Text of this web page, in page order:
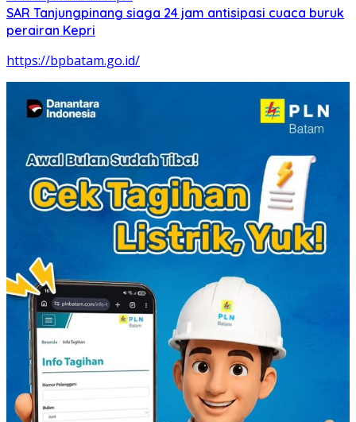
SAR Tanjungpinang siaga 24 jam antisipasi cuaca buruk
perairan Kepri
https://bpbatam.go.id/